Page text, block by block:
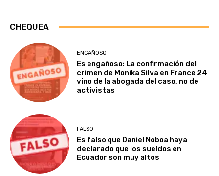
CHEQUEA
ENGAÑOSO
Es engañoso: La confirmación del
crimen de Monika Silva en France 24
vino de la abogada del caso, no de
activistas
FALSO
Es falso que Daniel Noboa haya
declarado que los sueldos en
Ecuador son muy altos